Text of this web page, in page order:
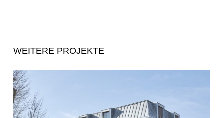
WEITERE PROJEKTE
Mehrfamilienhaus
Ludwigsburg
(Steinbach
11)